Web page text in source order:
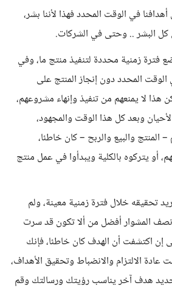
في الوقت المحدد فهذا لأننا بشر،
كل البشر .. وحتى في الشركات.
فترة زمنية محددة لتنفيذ منتج ما، وفي
المحدد دون إنجاز المنتج على
هذا لا يمنعهم من تنفيذ وإنهاء مشروعهم،
وبعد كل هذا الوقت والمجهود،
والبيع والربح – كان خاطئا،
أو يتركوه بالكلية ويبدأوا في عمل منتج
تحقيقه خلال فترة زمنية معينة، ولم
المشوار أفضل من ألا تكون قد سرت
اكتشفت أن الهدف كان خاطئا، فإنك
عادة الالتزام والانضباط وتحقيق الأهداف،
هدف آخر يناسب رؤيتك ورسالتك وقم